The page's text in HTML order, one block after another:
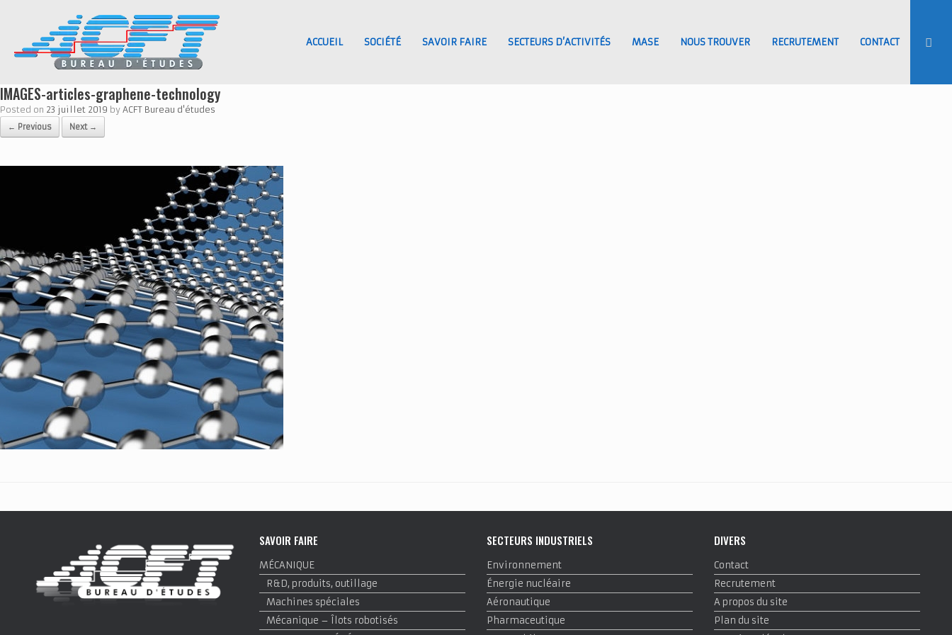
ACCUEIL SOCIÉTÉ SAVOIR FAIRE SECTEURS D’ACTIVITÉS MASE NOUS TROUVER RECRUTEMENT CONTACT
IMAGES-articles-graphene-technology
Posted on 23 juillet 2019 by ACFT Bureau d'études
← Previous Next →
SAVOIR FAIRE
MÉCANIQUE
R&D, produits, outillage
Machines spéciales
Mécanique – Îlots robotisés
SECTEURS INDUSTRIELS
Environnement
Énergie nucléaire
Aéronautique
Pharmaceutique
DIVERS
Contact
Recrutement
A propos du site
Plan du site